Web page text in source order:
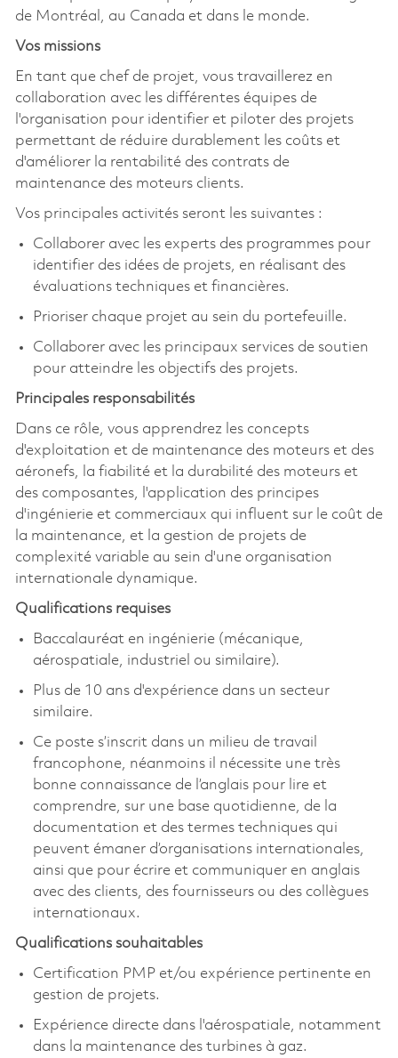
de Montréal, au Canada et dans le monde.
Vos missions
En tant que chef de projet, vous travaillerez en
collaboration avec les différentes équipes de
l'organisation pour identifier et piloter des projets
permettant de réduire durablement les coûts et
d'améliorer la rentabilité des contrats de
maintenance des moteurs clients.
Vos principales activités seront les suivantes :
Collaborer avec les experts des programmes pour
identifier des idées de projets, en réalisant des
évaluations techniques et financières.
Prioriser chaque projet au sein du portefeuille.
Collaborer avec les principaux services de soutien
pour atteindre les objectifs des projets.
Principales responsabilités
Dans ce rôle, vous apprendrez les concepts
d'exploitation et de maintenance des moteurs et des
aéronefs, la fiabilité et la durabilité des moteurs et
des composantes, l'application des principes
d'ingénierie et commerciaux qui influent sur le coût de
la maintenance, et la gestion de projets de
complexité variable au sein d'une organisation
internationale dynamique.
Qualifications requises
Baccalauréat en ingénierie (mécanique,
aérospatiale, industriel ou similaire).
Plus de 10 ans d'expérience dans un secteur
similaire.
Ce poste s’inscrit dans un milieu de travail
francophone, néanmoins il nécessite une très
bonne connaissance de l’anglais pour lire et
comprendre, sur une base quotidienne, de la
documentation et des termes techniques qui
peuvent émaner d’organisations internationales,
ainsi que pour écrire et communiquer en anglais
avec des clients, des fournisseurs ou des collègues
internationaux.
Qualifications souhaitables
Certification PMP et/ou expérience pertinente en
gestion de projets.
Expérience directe dans l'aérospatiale, notamment
dans la maintenance des turbines à gaz.